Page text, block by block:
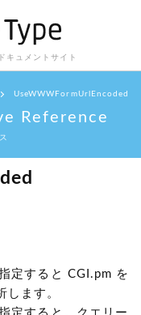
ドキュメントサイト
UseWWWFormUrlEncoded
Reference
定すると CGI.pm を
します。